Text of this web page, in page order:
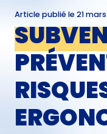
Article publié le21